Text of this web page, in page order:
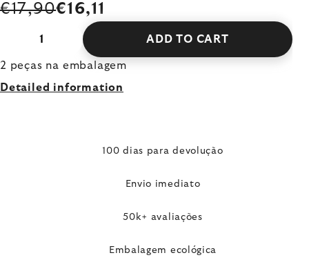
€17,90€16,11
ADD TO CART
2 peças na embalagem
Detailed information
100 dias para devolução
Envio imediato
50k+ avaliações
Embalagem ecológica